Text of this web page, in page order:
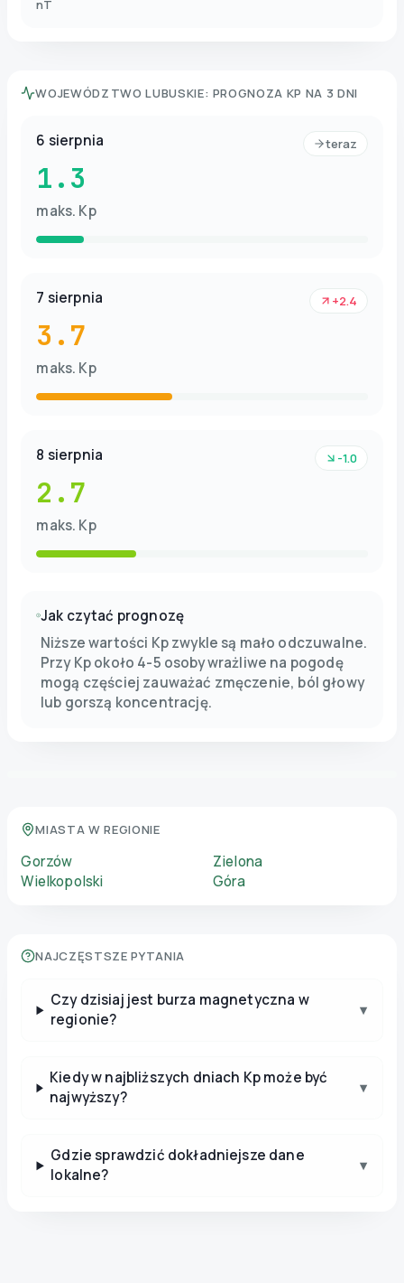
nT
WOJEWÓDZTWO LUBUSKIE: PROGNOZA KP NA 3 DNI
6 sierpnia
1.3
maks. Kp
teraz
7 sierpnia
3.7
maks. Kp
+2.4
8 sierpnia
2.7
maks. Kp
-1.0
Jak czytać prognozę
Niższe wartości Kp zwykle są mało odczuwalne.
Przy Kp około 4-5 osoby wrażliwe na pogodę
mogą częściej zauważać zmęczenie, ból głowy
lub gorszą koncentrację.
MIASTA W REGIONIE
Gorzów
Wielkopolski
Zielona
Góra
NAJCZĘSTSZE PYTANIA
Czy dzisiaj jest burza magnetyczna w
regionie?
▾
Kiedy w najbliższych dniach Kp może być
najwyższy?
▾
Gdzie sprawdzić dokładniejsze dane
lokalne?
▾